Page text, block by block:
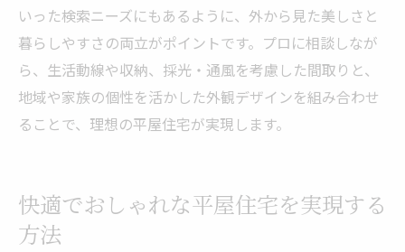
いった検索ニーズにもあるように、外から見た美しさと
暮らしやすさの両立がポイントです。プロに相談しなが
ら、生活動線や収納、採光・通風を考慮した間取りと、
地域や家族の個性を活かした外観デザインを組み合わせ
ることで、理想の平屋住宅が実現します。
快適でおしゃれな平屋住宅を実現する
方法